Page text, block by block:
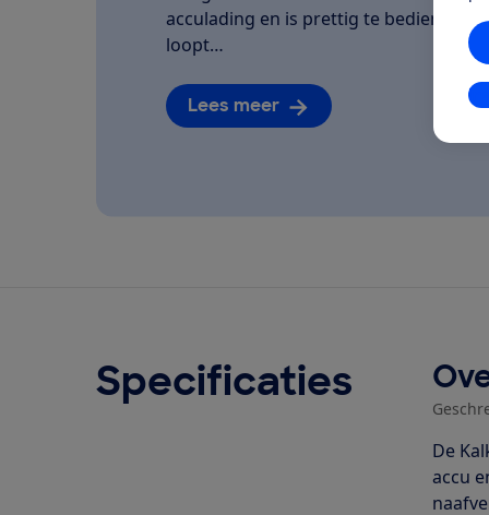
acculading en is prettig te bedienen.
loopt…
Lees meer
Specificaties
De
accu